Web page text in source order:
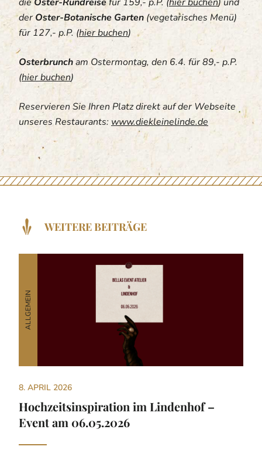
derOster-Botanische Garten (vegetarisches Menü)
für 127,- p.P. (hier buchen)
Osterbruncham Ostermontag, den 6.4. für 89,- p.P.
(hier buchen)
Reservieren Sie Ihren Platz direkt auf der Webseite
unseres Restaurants: www.diekleinelinde.de
WEITERE BEITRÄGE
ALLGEMEIN
8. APRIL 2026
Hochzeitsinspiration im Lindenhof –
Event am 06.05.2026